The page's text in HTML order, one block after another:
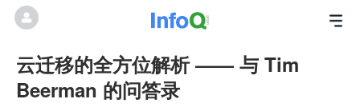
云迁移的全方位解析 —— 与 Tim
Beerman 的问答录